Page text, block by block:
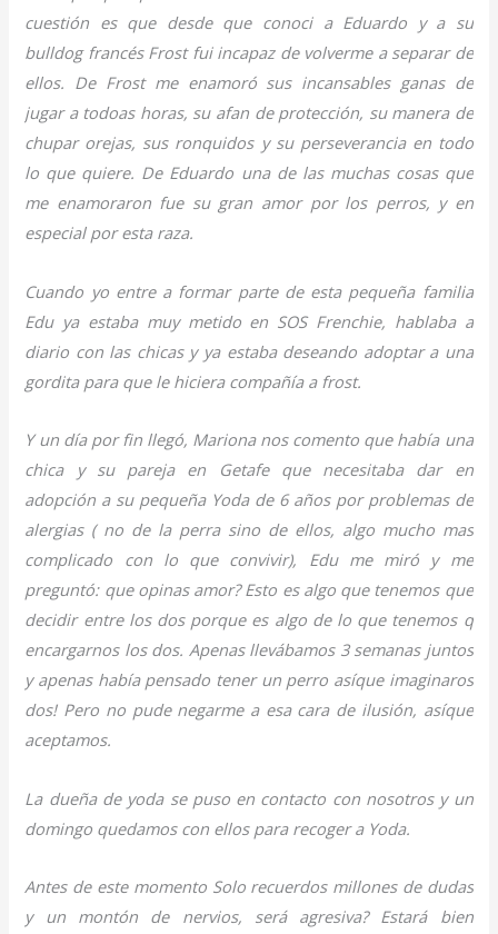
cuestión es que desde que conoci a Eduardo y a su
bulldog francés Frost fui incapaz de volverme a separar de
ellos. De Frost me enamoró sus incansables ganas de
jugar a todoas horas, su afan de protección, su manera de
chupar orejas, sus ronquidos y su perseverancia en todo
lo que quiere. De Eduardo una de las muchas cosas que
me enamoraron fue su gran amor por los perros, y en
especial por esta raza.
Cuando yo entre a formar parte de esta pequeña familia
Edu ya estaba muy metido en SOS Frenchie, hablaba a
diario con las chicas y ya estaba deseando adoptar a una
gordita para que le hiciera compañía a frost.
Y un día por fin llegó, Mariona nos comento que había una
chica y su pareja en Getafe que necesitaba dar en
adopción a su pequeña Yoda de 6 años por problemas de
alergias ( no de la perra sino de ellos, algo mucho mas
complicado con lo que convivir), Edu me miró y me
preguntó: que opinas amor? Esto es algo que tenemos que
decidir entre los dos porque es algo de lo que tenemos q
encargarnos los dos. Apenas llevábamos 3 semanas juntos
y apenas había pensado tener un perro asíque imaginaros
dos! Pero no pude negarme a esa cara de ilusión, asíque
aceptamos.
La dueña de yoda se puso en contacto con nosotros y un
domingo quedamos con ellos para recoger a Yoda.
Antes de este momento Solo recuerdos millones de dudas
y un montón de nervios, será agresiva? Estará bien